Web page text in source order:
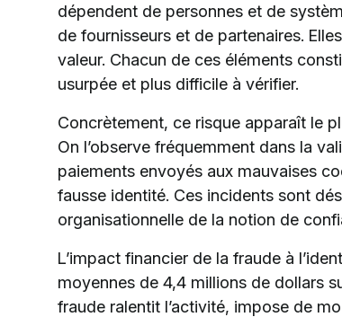
dépendent de personnes et de
de fournisseurs et de partenaires.
valeur. Chacun de ces éléments
usurpée et plus difficile à vérifier.
Concrètement, ce risque apparaît le
On l’observe fréquemment dans la
paiements envoyés aux mauvaises
fausse identité. Ces incidents sont
organisationnelle de la notion de
L’impact financier de la fraude à
moyennes de 4,4 millions de dollars
fraude ralentit l’activité, impose de